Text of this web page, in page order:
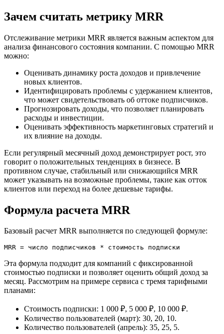
Зачем считать метрику MRR
Отслеживание метрики MRR является важным аспектом для
анализа финансового состояния компании. С помощью MRR
можно:
Оценивать динамику роста доходов и привлечение
новых клиентов.
Идентифицировать проблемы с удержанием клиентов,
что может свидетельствовать об оттоке подписчиков.
Прогнозировать доходы, что позволяет планировать
расходы и инвестиции.
Оценивать эффективность маркетинговых стратегий и
их влияние на доходы.
Если регулярный месячный доход демонстрирует рост, это
говорит о положительных тенденциях в бизнесе. В
противном случае, стабильный или снижающийся MRR
может указывать на возможные проблемы, такие как отток
клиентов или переход на более дешевые тарифы.
Формула расчета MRR
Базовый расчет MRR выполняется по следующей формуле:
Эта формула подходит для компаний с фиксированной
стоимостью подписки и позволяет оценить общий доход за
месяц. Рассмотрим на примере сервиса с тремя тарифными
планами:
Стоимость подписки: 1 000 ₽, 5 000 ₽, 10 000 ₽.
Количество пользователей (март): 30, 20, 10.
Количество пользователей (апрель): 35, 25, 5.